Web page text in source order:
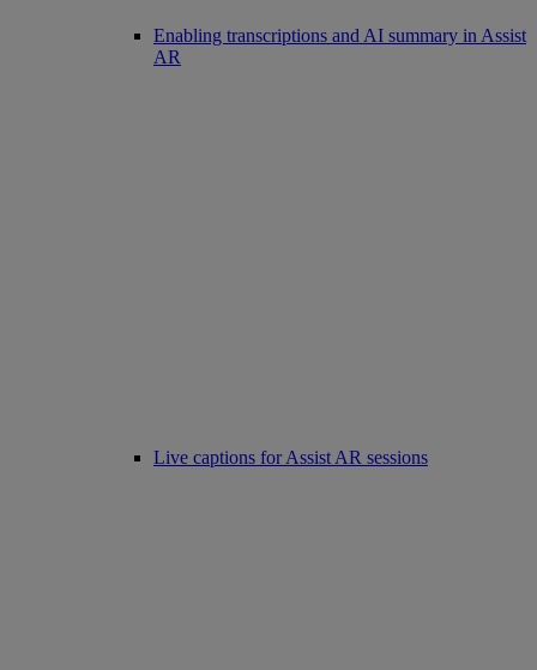
Enabling transcriptions and AI summary in Assist
AR
Live captions for Assist AR sessions